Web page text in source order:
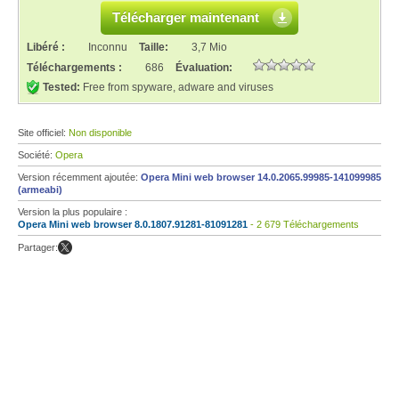
Télécharger maintenant
Libéré : Inconnu Taille:
3,7 Mio
Téléchargements :
686
Évaluation:
Tested: Free from spyware, adware and viruses
Site officiel: Non disponible
Société: Opera
Version récemment ajoutée: Opera Mini web browser 14.0.2065.99985-141099985
(armeabi)
Version la plus populaire :
Opera Mini web browser 8.0.1807.91281-81091281 - 2 679 Téléchargements
Partager: